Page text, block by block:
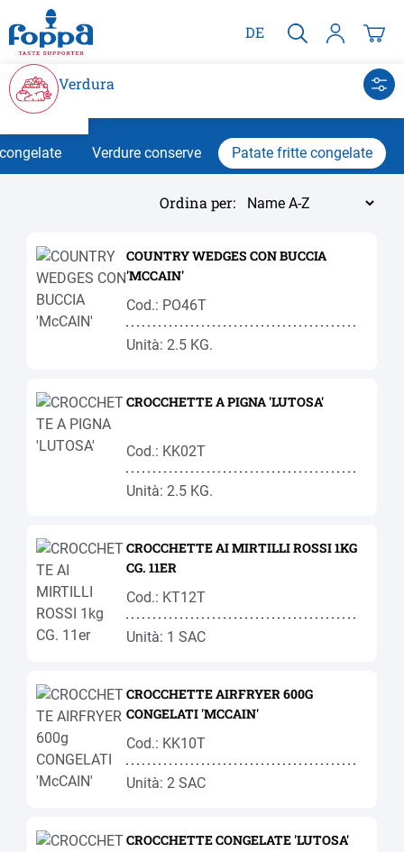
principale
DE
Verdura
Verdure conserve Patate fritte congelate
Ordina per:
COUNTRY WEDGES CON BUCCIA
'MCCAIN'
Cod.: PO46T
Unità: 2.5 KG.
CROCCHETTE A PIGNA 'LUTOSA'
Cod.: KK02T
Unità: 2.5 KG.
CROCCHETTE AI MIRTILLI ROSSI 1KG
CG. 11ER
Cod.: KT12T
Unità: 1 SAC
CROCCHETTE AIRFRYER 600G
CONGELATI 'MCCAIN'
Cod.: KK10T
Unità: 2 SAC
CROCCHETTE CONGELATE 'LUTOSA'